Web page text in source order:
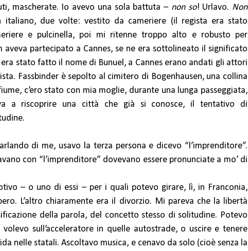
mascherate. Io avevo una sola battuta – non so! Urlavo. Non
due volte: vestito da cameriere (il regista era stato
e pulcinella, poi mi ritenne troppo alto e robusto per
aveva partecipato a Cannes, se ne era sottolineato il significato
stato fatto il nome di Bunuel, a Cannes erano andati gli attori
Fassbinder è sepolto al cimitero di Bogenhausen, una collina
c’ero stato con mia moglie, durante una lunga passeggiata,
a riscoprire una città che già si conosce, il tentativo di
di me, usavo la terza persona e dicevo “l’imprenditore”.
con “l’imprenditore” dovevano essere pronunciate a mo’ di
– o uno di essi – per i quali potevo girare, lì, in Franconia,
L’altro chiaramente era il divorzio. Mi pareva che la libertà
della parola, del concetto stesso di solitudine. Potevo
volevo sull’acceleratore in quelle autostrade, o uscire e tenere
nelle statali. Ascoltavo musica, e cenavo da solo (cioè senza la